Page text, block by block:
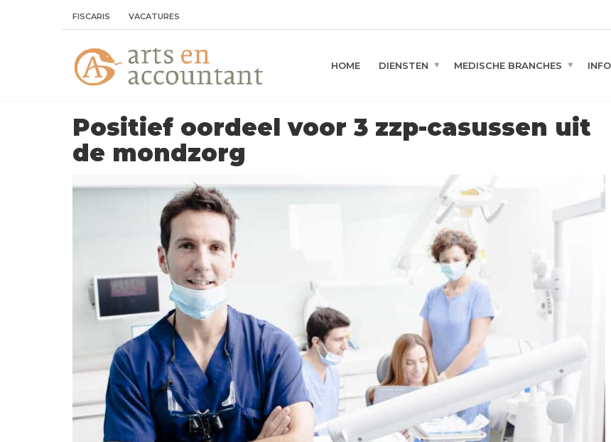
FISCARIS VACATURES
HOME DIENSTEN MEDISCHE BRANCHES
Positief oordeel voor 3 zzp-casussen uit
de mondzorg